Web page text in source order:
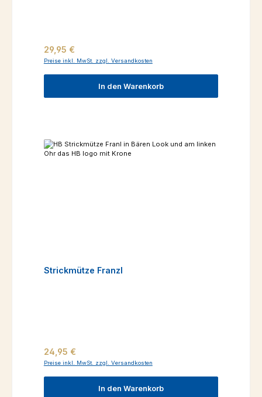
Regulärer Preis:
29,95 €
Preise inkl. MwSt. zzgl. Versandkosten
In den Warenkorb
Strickmütze Franzl
Regulärer Preis:
24,95 €
Preise inkl. MwSt. zzgl. Versandkosten
In den Warenkorb